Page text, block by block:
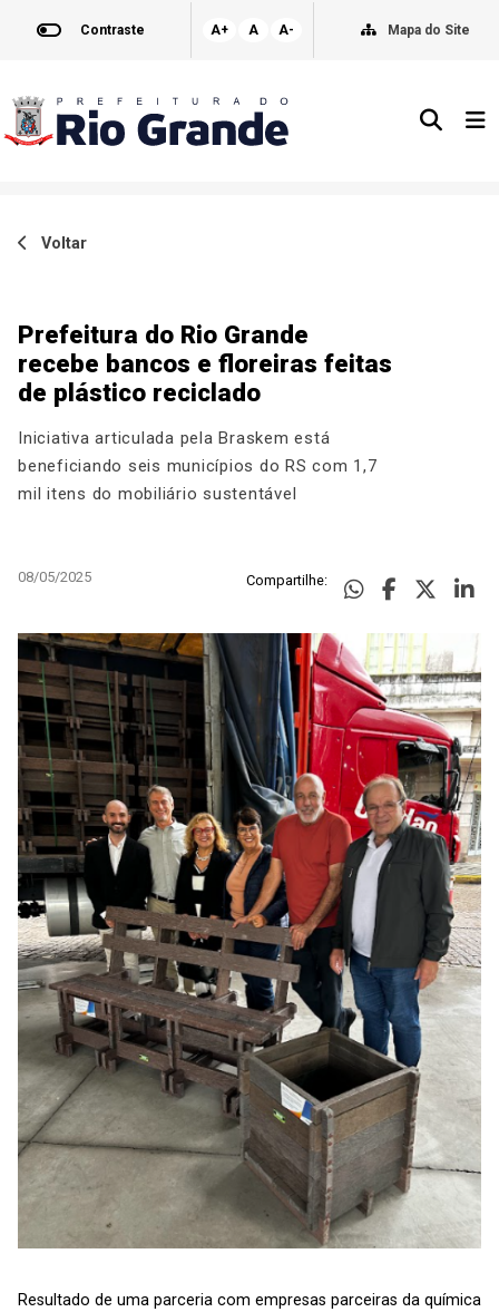
Contraste A+ A A- Mapa do Site
Voltar
Prefeitura do Rio Grande
recebe bancos e floreiras feitas
de plástico reciclado
Iniciativa articulada pela Braskem está
beneficiando seis municípios do RS com 1,7
mil itens do mobiliário sustentável
08/05/2025 Compartilhe:
Resultado de uma parceria com empresas parceiras da química